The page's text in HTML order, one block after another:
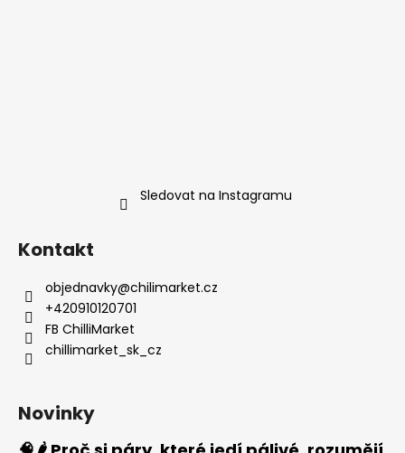
Sledovat na Instagramu
Kontakt
objednavky@chilimarket.cz
+420910120701
FB ChilliMarket
chillimarket_sk_cz
Novinky